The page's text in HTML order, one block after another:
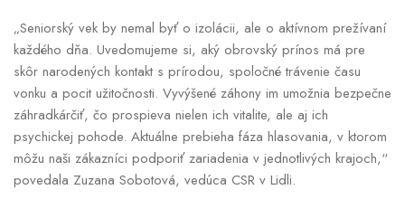
„Seniorský vek by nemal byť o izolácii, ale o aktívnom prežívaní
každého dňa. Uvedomujeme si, aký obrovský prínos má pre
skôr narodených kontakt s prírodou, spoločné trávenie času
vonku a pocit užitočnosti. Vyvýšené záhony im umožnia bezpečne
záhradkárčiť, čo prospieva nielen ich vitalite, ale aj ich
psychickej pohode. Aktuálne prebieha fáza hlasovania, v ktorom
môžu naši zákazníci podporiť zariadenia v jednotlivých krajoch,“
povedala Zuzana Sobotová, vedúca CSR v Lidli.